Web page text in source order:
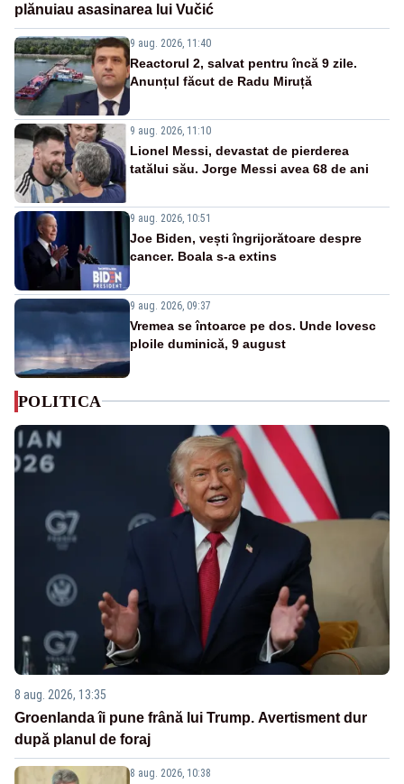
plănuiau asasinarea lui Vučić
9 aug. 2026, 11:40
Reactorul 2, salvat pentru încă 9 zile.
Anunțul făcut de Radu Miruță
9 aug. 2026, 11:10
Lionel Messi, devastat de pierderea
tatălui său. Jorge Messi avea 68 de ani
9 aug. 2026, 10:51
Joe Biden, vești îngrijorătoare despre
cancer. Boala s-a extins
9 aug. 2026, 09:37
Vremea se întoarce pe dos. Unde lovesc
ploile duminică, 9 august
POLITICA
8 aug. 2026, 13:35
Groenlanda îi pune frână lui Trump. Avertisment dur
după planul de foraj
8 aug. 2026, 10:38